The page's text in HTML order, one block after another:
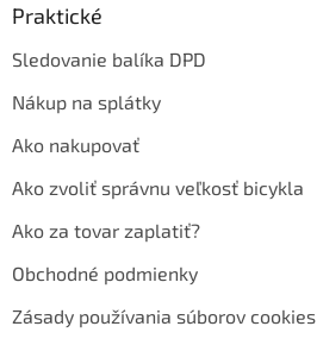
Praktické
Sledovanie balíka DPD
Nákup na splátky
Ako nakupovať
Ako zvoliť správnu veľkosť bicykla
Ako za tovar zaplatiť?
Obchodné podmienky
Zásady používania súborov cookies